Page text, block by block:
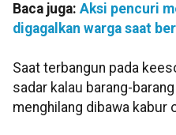
Baca juga: Aksi pencuri
digagalkan warga saat
Saat terbangun pada
sadar kalau barang-
menghilang dibawa kabur